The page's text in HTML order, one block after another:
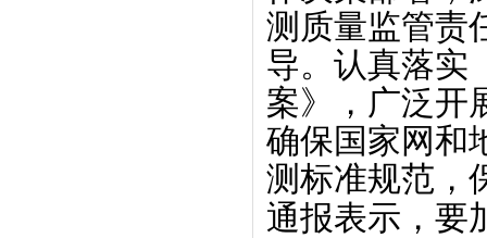
测质量监管责
导。认真落实
案》，广泛开
确保国家网和
测标准规范，
通报表示，要